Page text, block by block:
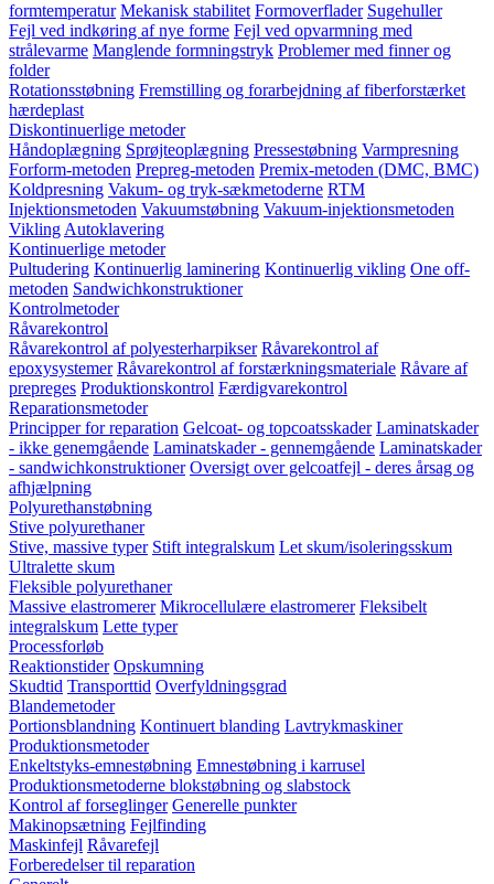
formtemperatur Mekanisk stabilitet Formoverflader Sugehuller
Fejl ved indkøring af nye forme Fejl ved opvarmning med
strålevarme Manglende formningstryk Problemer med finner og
folder
Rotationsstøbning Fremstilling og forarbejdning af fiberforstærket
hærdeplast
Diskontinuerlige metoder
Håndoplægning Sprøjteoplægning Pressestøbning Varmpresning
Forform-metoden Prepreg-metoden Premix-metoden (DMC, BMC)
Koldpresning Vakum- og tryk-sækmetoderne RTM
Injektionsmetoden Vakuumstøbning Vakuum-injektionsmetoden
Vikling Autoklavering
Kontinuerlige metoder
Pultudering Kontinuerlig laminering Kontinuerlig vikling One off-
metoden Sandwichkonstruktioner
Kontrolmetoder
Råvarekontrol
Råvarekontrol af polyesterharpikser Råvarekontrol af
epoxysystemer Råvarekontrol af forstærkningsmateriale Råvare af
prepreges Produktionskontrol Færdigvarekontrol
Reparationsmetoder
Principper for reparation Gelcoat- og topcoatsskader Laminatskader
- ikke genemgående Laminatskader - gennemgående Laminatskader
- sandwichkonstruktioner Oversigt over gelcoatfejl - deres årsag og
afhjælpning
Polyurethanstøbning
Stive polyurethaner
Stive, massive typer Stift integralskum Let skum/isoleringsskum
Ultralette skum
Fleksible polyurethaner
Massive elastromerer Mikrocellulære elastromerer Fleksibelt
integralskum Lette typer
Processforløb
Reaktionstider Opskumning
Skudtid Transporttid Overfyldningsgrad
Blandemetoder
Portionsblandning Kontinuert blanding Lavtrykmaskiner
Produktionsmetoder
Enkeltstyks-emnestøbning Emnestøbning i karrusel
Produktionsmetoderne blokstøbning og slabstock
Kontrol af forseglinger Generelle punkter
Makinopsætning Fejlfinding
Maskinfejl Råvarefejl
Forberedelser til reparation